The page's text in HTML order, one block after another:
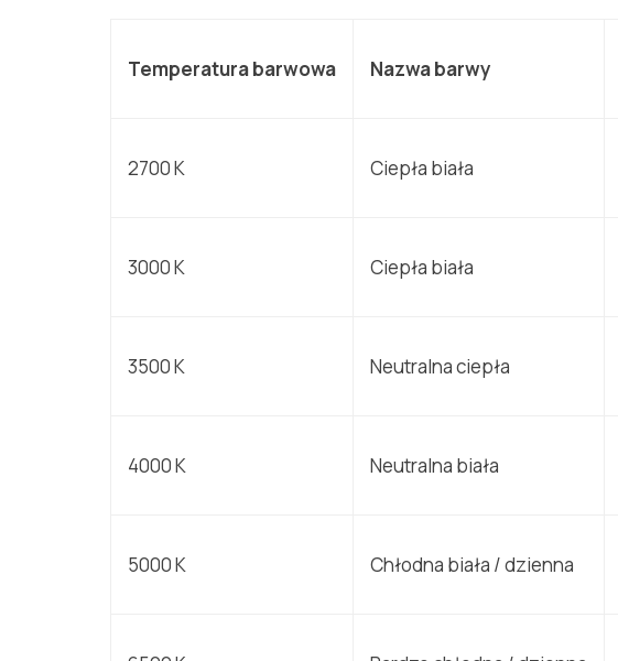
Temperatura barwowa Nazwa barwy
2700 K Ciepła biała
3000 K Ciepła biała
3500 K Neutralna ciepła
4000 K Neutralna biała
5000 K Chłodna biała / dzienna